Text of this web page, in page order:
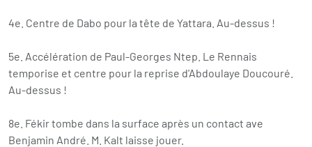
4e. Centre de Dabo pour la tête de Yattara. Au-dessus !
5e. Accélération de Paul-Georges Ntep. Le Rennais
temporise et centre pour la reprise d'Abdoulaye Doucouré.
Au-dessus !
8e. Fékir tombe dans la surface après un contact ave
Benjamin André. M. Kalt laisse jouer.